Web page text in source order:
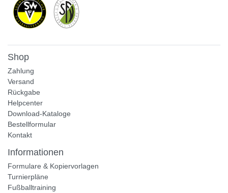
Shop
Zahlung
Versand
Rückgabe
Helpcenter
Download-Kataloge
Bestellformular
Kontakt
Informationen
Formulare & Kopiervorlagen
Turnierpläne
Fußballtraining